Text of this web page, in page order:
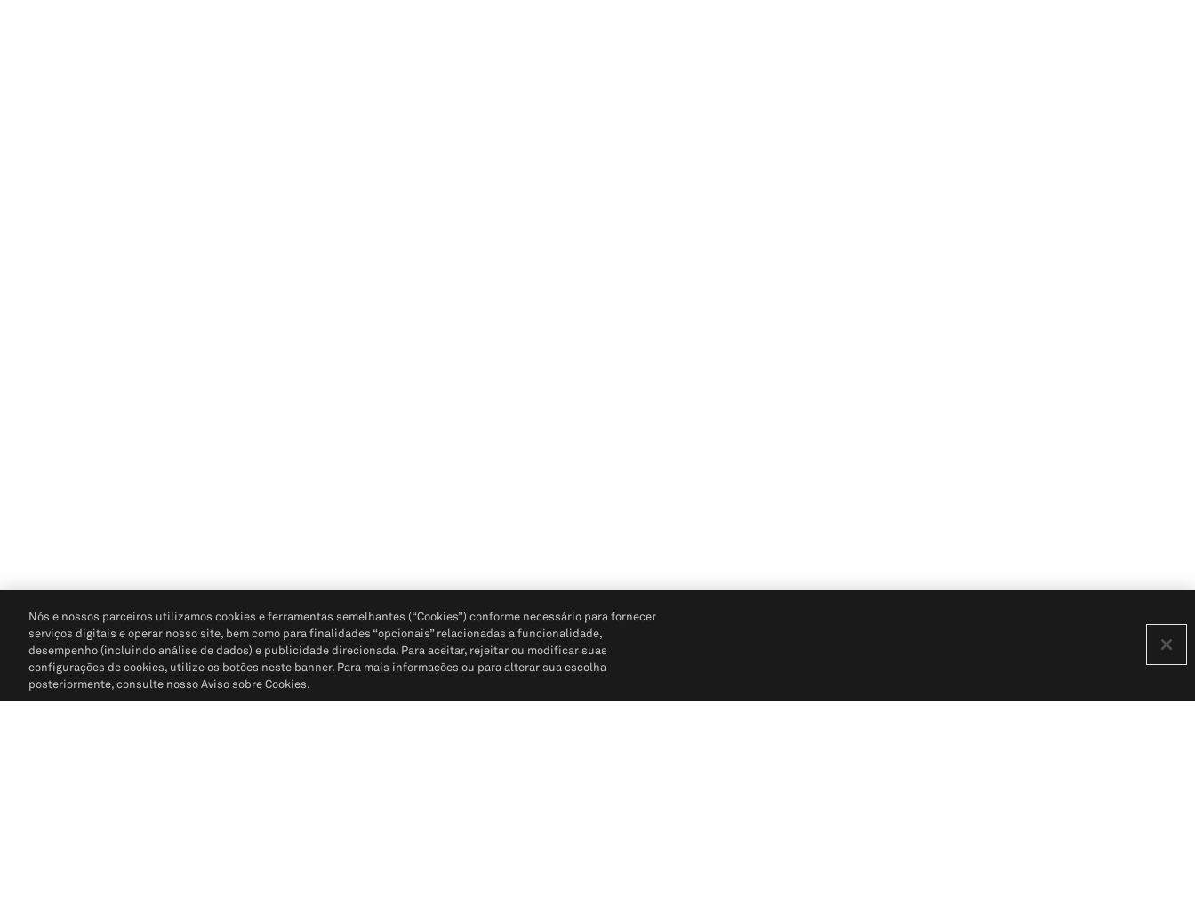
Nós e nossos parceiros utilizamos cookies e ferramentas semelhantes (“Cookies”) conforme necessário para fornecer
serviços digitais e operar nosso site, bem como para finalidades “opcionais” relacionadas a funcionalidade,
desempenho (incluindo análise de dados) e publicidade direcionada. Para aceitar, rejeitar ou modificar suas
configurações de cookies, utilize os botões neste banner. Para mais informações ou para alterar sua escolha
posteriormente, consulte nosso Aviso sobre Cookies.